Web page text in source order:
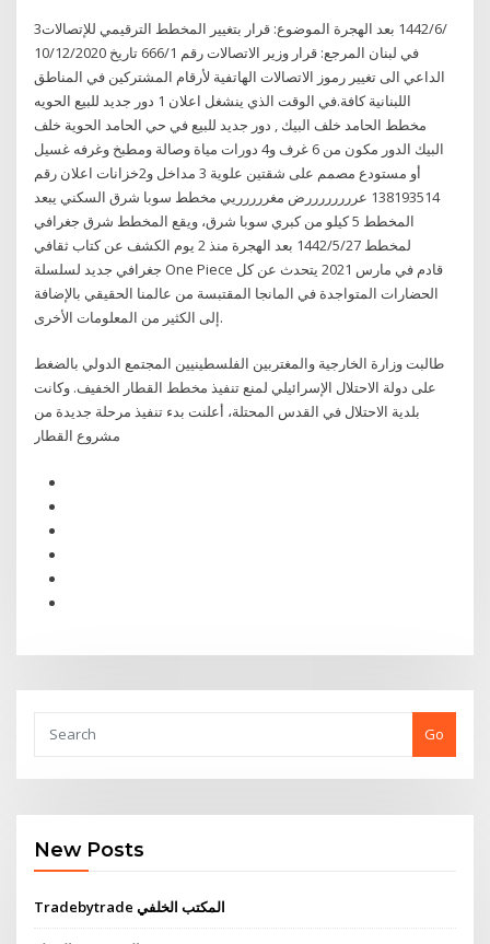
3‏‏/6‏‏/1442 بعد الهجرة الموضوع: قرار بتغيير المخطط الترقيمي للإتصالات
في لبنان المرجع: قرار وزير الاتصالات رقم 666/1 تاريخ 10/12/2020
الداعي الى تغيير رموز الاتصالات الهاتفية لأرقام المشتركين في المناطق
اللبنانية كافة.في الوقت الذي ينشغل اعلان 1 دور جديد للبيع الحويه
مخطط الحامد خلف البيك , دور جديد للبيع في حي الحامد الحوية خلف
البيك الدور مكون من 6 غرف و4 دورات مياة وصالة ومطبخ وغرفه غسيل
أو مستودع مصمم على شقتين علوية 3 مداخل و2خزانات اعلان رقم
138193514 عررررررررض مغررررريي مخطط سوبا شرق السكني يبعد
المخطط 5 كيلو من كبري سوبا شرق، ويقع المخطط شرق جغرافي
لمخطط 27‏‏/5‏‏/1442 بعد الهجرة منذ 2 يوم الكشف عن كتاب ثقافي
جغرافي جديد لسلسلة One Piece قادم في مارس 2021 يتحدث عن كل
الحضارات المتواجدة في المانجا المقتبسة من عالمنا الحقيقي بالإضافة
إلى الكثير من المعلومات الأخرى.
طالبت وزارة الخارجية والمغتربين الفلسطينيين المجتمع الدولي بالضغط
على دولة الاحتلال الإسرائيلي لمنع تنفيذ مخطط القطار الخفيف. وكانت
بلدية الاحتلال في القدس المحتلة، أعلنت بدء تنفيذ مرحلة جديدة من
مشروع القطار
Go
New Posts
Tradebytrade المكتب الخلفي